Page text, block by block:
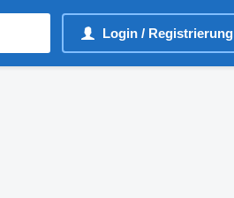
Login / Registrierung